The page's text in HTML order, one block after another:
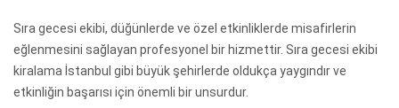
Sıra gecesi ekibi, düğünlerde ve özel etkinliklerde misafirlerin
eğlenmesini sağlayan profesyonel bir hizmettir. Sıra gecesi ekibi
kiralama İstanbul gibi büyük şehirlerde oldukça yaygındır ve
etkinliğin başarısı için önemli bir unsurdur.